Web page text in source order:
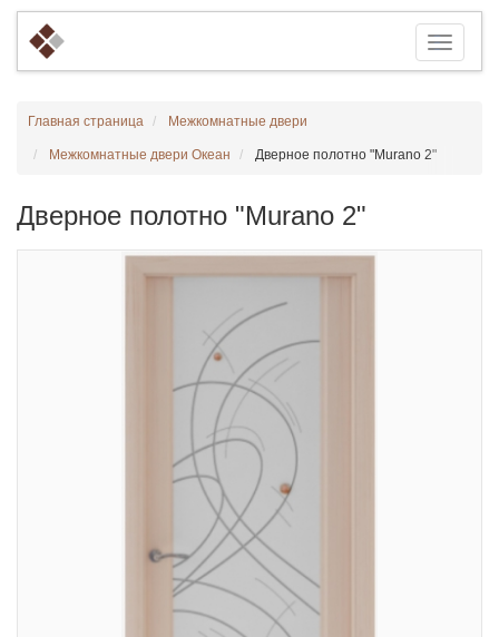
Главная страница Межкомнатные двери
Межкомнатные двери Океан Дверное полотно "Murano 2"
Дверное полотно "Murano 2"